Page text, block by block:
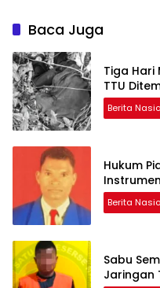
Baca Juga
Tiga Hari
TTU
Berita
Hukum
Berita
Sabu
Jaringan